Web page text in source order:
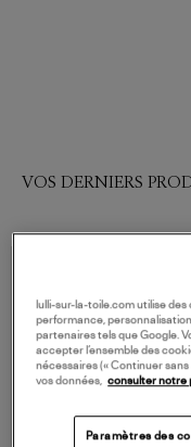
VOS DERNIERS
lulli-sur-la-toile.com utilise
performance,
partenaires tels que Google.
accepter l’ensemble des
nécessaires (« Continuer sans
vos données,
consulter notre
Paramètres des